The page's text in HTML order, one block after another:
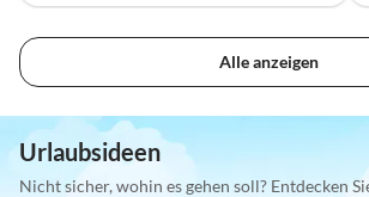
Alle anzeigen
Urlaubsideen
Nicht sicher, wohin es gehen soll? Entdecken